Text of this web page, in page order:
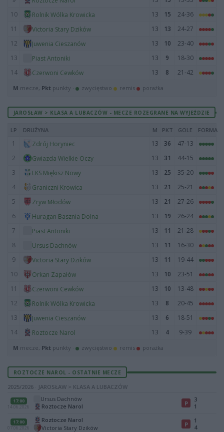
10
Rolnik Wólka Krowicka 13 15
24-36
11
Victoria Stary Dzików 13 13
24-27
12
Juwenia Cieszanów 13 10
23-40
13
Piast Antoniki 13 9
18-30
14
Czerwoni Cewków 13 8 21-42
M mecze, Pkt punkty · zwycięstwo remis porażka
JAROSŁAW > KLASA A LUBACZÓW - MECZE ROZEGRANE NA WYJEŹDZIE
LP DRUŻYNA M PKT GOLE FORMA
1 Zdrój Horyniec 13 36
47-13
2
Gwiazda Wielkie Oczy 13 31
44-15
3
LKS Miękisz Nowy 13 25
35-20
4
Graniczni Krowica 13 21
25-21
5
Zryw Młodów 13 21
27-26
6
Huragan Basznia Dolna 13 19
26-24
7
Piast Antoniki 13 11
21-28
8
Ursus Dachnów 13 11
16-30
9
Victoria Stary Dzików 13 11
19-44
10
Orkan Zapałów 13 10
23-51
11
Czerwoni Cewków 13 10
13-48
12
Rolnik Wólka Krowicka 13 8
20-45
13
Juwenia Cieszanów 13 6
18-51
14
Roztocze Narol 13 4 9-39
M mecze, Pkt punkty · zwycięstwo remis porażka
ROZTOCZE NAROL - OSTATNIE MECZE
2025/2026 · JAROSŁAW > KLASA A LUBACZÓW
17:00
14.06.2026
Ursus Dachnów
Roztocze Narol
P
3
1
17:00
07.06.2026
Roztocze Narol
Victoria Stary Dzików
P
1
4